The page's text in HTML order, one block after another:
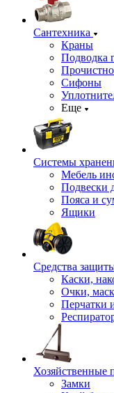
Сантехника
Краны
Подводка
Сифоны
Еще
Системы
Мебель
Подвески
Пояса и
Ящики
Средства
Каски,
Очки,
Перчатки
Хозяйственные
Замки